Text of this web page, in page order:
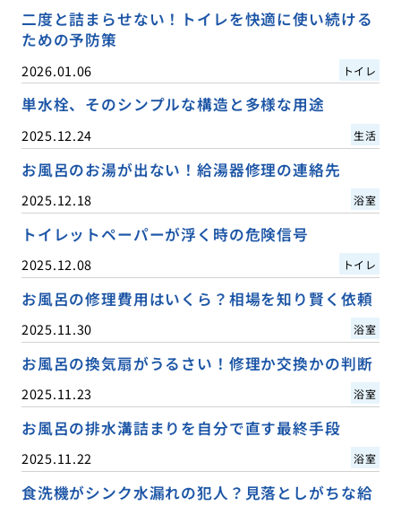
二度と詰まらせない！トイレを快適に使い続ける
ための予防策
2026.01.06 トイレ
単水栓、そのシンプルな構造と多様な用途
2025.12.24 生活
お風呂のお湯が出ない！給湯器修理の連絡先
2025.12.18 浴室
トイレットペーパーが浮く時の危険信号
2025.12.08 トイレ
お風呂の修理費用はいくら？相場を知り賢く依頼
2025.11.30 浴室
お風呂の換気扇がうるさい！修理か交換かの判断
2025.11.23 浴室
お風呂の排水溝詰まりを自分で直す最終手段
2025.11.22 浴室
食洗機がシンク水漏れの犯人？見落としがちな給